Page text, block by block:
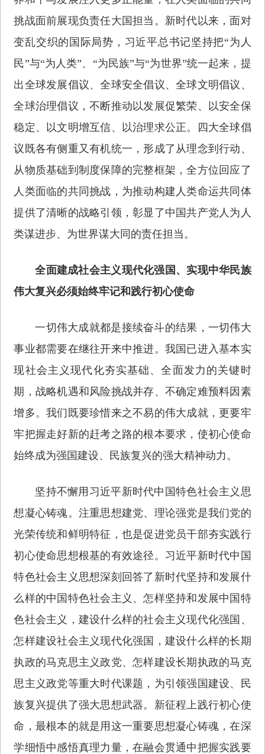
挑战面前展现负责任大国担当。新时代以来，面对
变乱交织的国际局势，习近平总书记坚持把“为人
民”与“为人类”、“为民族”与“为世界”统一起来，提
出全球发展倡议、全球安全倡议、全球文明倡议、
全球治理倡议，不断推动以发展促繁荣、以安全保
稳定、以文明增互信、以治理求公正。四大全球倡
议既各有侧重又有机统一，形成了从理念到行动、
从物质基础到制度保障的完整框架，全方位回应了
人类面临的共同挑战，为推动构建人类命运共同体
提供了清晰的战略引领，彰显了中国共产党人为人
类谋进步、为世界谋大同的责任担当。
全面建成社会主义现代化强国、实现中华民族
伟大复兴必须始终牢记和践行初心使命
一切伟大成就都是接续奋斗的结果，一切伟大
事业都需要在继往开来中推进。我国已进入基本实
现社会主义现代化夯实基础、全面发力的关键时
期，战略机遇和风险挑战并存、不确定难预料因素
增多。我们既要珍惜来之不易的伟大成就，更要牢
牢把握走好新的赶考之路的根本要求，使初心使命
始终成为强国建设、民族复兴的强大精神动力。
坚持不懈用习近平新时代中国特色社会主义思
想凝心铸魂。注重思想建党、理论强党是我们党的
光荣传统和鲜明特征，也是促进党员干部夯实践行
初心使命思想根基的有效途径。习近平新时代中国
特色社会主义思想深刻回答了新时代坚持和发展什
么样的中国特色社会主义、怎样坚持和发展中国特
色社会主义，建设什么样的社会主义现代化强国、
怎样建设社会主义现代化强国，建设什么样的长期
执政的马克思主义政党、怎样建设长期执政的马克
思主义政党等重大时代课题，为引领强国建设、民
族复兴提供了强大思想武器。新征程上践行初心使
命，最根本的就是用这一重要思想凝心铸魂，在深
学细悟中感悟真理力量，在融会贯通中把握实践要